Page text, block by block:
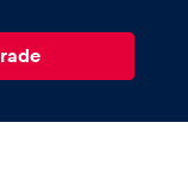
Alle anzeigen